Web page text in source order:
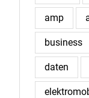
amp
business
daten